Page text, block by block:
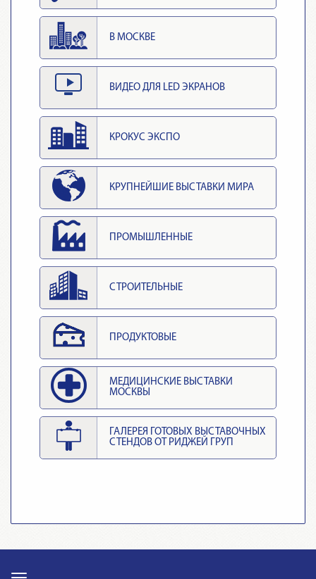
В МОСКВЕ
ВИДЕО ДЛЯ LED ЭКРАНОВ
КРОКУС ЭКСПО
КРУПНЕЙШИЕ ВЫСТАВКИ МИРА
ПРОМЫШЛЕННЫЕ
СТРОИТЕЛЬНЫЕ
ПРОДУКТОВЫЕ
МЕДИЦИНСКИЕ ВЫСТАВКИ
МОСКВЫ
ГАЛЕРЕЯ ГОТОВЫХ ВЫСТАВОЧНЫХ
СТЕНДОВ ОТ РИДЖЕЙ ГРУП